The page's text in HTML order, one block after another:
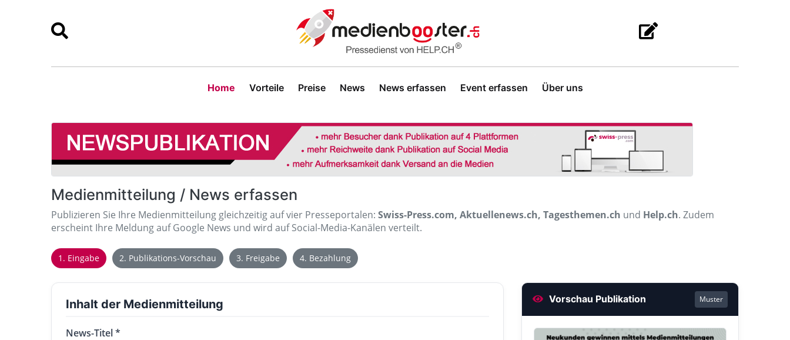
Home Vorteile Preise News News erfassen Event erfassen Über uns
Medienmitteilung / News erfassen
Publizieren Sie Ihre Medienmitteilung gleichzeitig auf vier Presseportalen: Swiss-Press.com, Aktuellenews.ch, Tagesthemen.ch und Help.ch. Zudem
erscheint Ihre Meldung auf Google News und wird auf Social-Media-Kanälen verteilt.
1. Eingabe 2. Publikations-Vorschau 3. Freigabe 4. Bezahlung
Inhalt der Medienmitteilung
News-Titel *
Vorschau Publikation Muster